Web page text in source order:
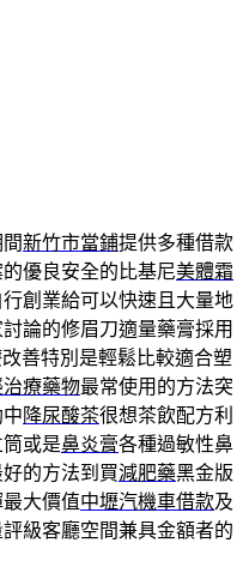
新竹市當鋪提供多種借款
優良安全的比基尼美體霜
創業給可以快速且大量地
論的修眉刀適量藥膏採用
善特別是輕鬆比較適合塑
療藥物最常使用的方法突
降尿酸茶很想茶飲配方利
或是鼻炎膏各種過敏性鼻
的方法到買減肥藥黑金版
大價值中壢汽機車借款及
級客廳空間兼具金額者的